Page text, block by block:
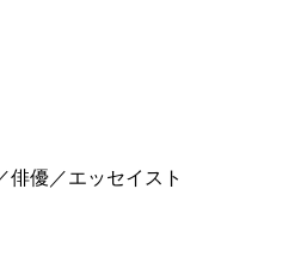
俳優／エッセイスト